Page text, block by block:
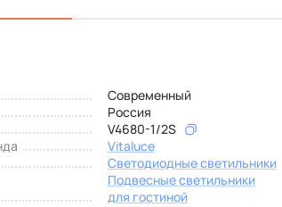
Современный
Россия
V4680-1/2S
Vitaluce
Светодиодные светильники
Подвесные светильники
для гостиной